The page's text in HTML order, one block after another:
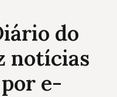
do
notícias
e-